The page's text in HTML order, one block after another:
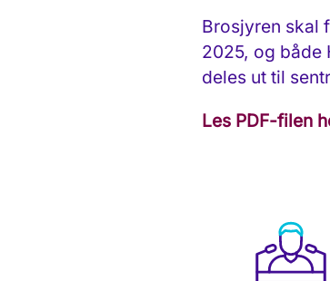
Brosjyren skal
2025, og både
deles ut til
Les PDF-filen